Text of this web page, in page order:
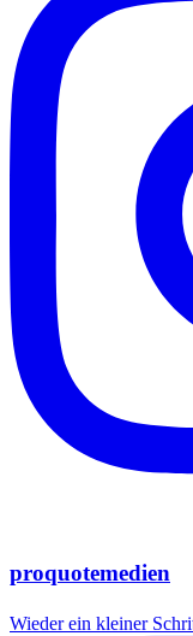
proquotemedien
Wieder ein kleiner